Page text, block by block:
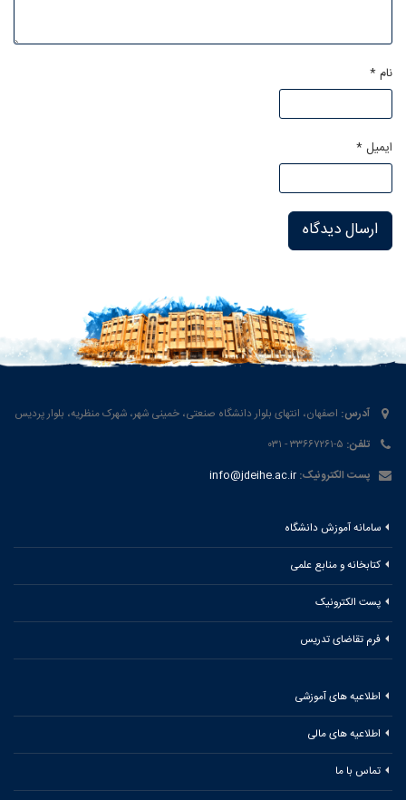
نام*
ایمیل*
آدرس: اصفهان، انتهای بلوار دانشگاه صنعتی، خمینی شهر، شهرک منظریه، بلوار پردیس
تلفن: ۵-۳۳۶۶۷۲۶۱ - ۰۳۱
پست الکترونیک: info@jdeihe.ac.ir
سامانه آموزش دانشگاه
کتابخانه و منابع علمی
پست الکترونیک
فرم تقاضای تدریس
اطلاعیه های آموزشی
اطلاعیه های مالی
تماس با ما